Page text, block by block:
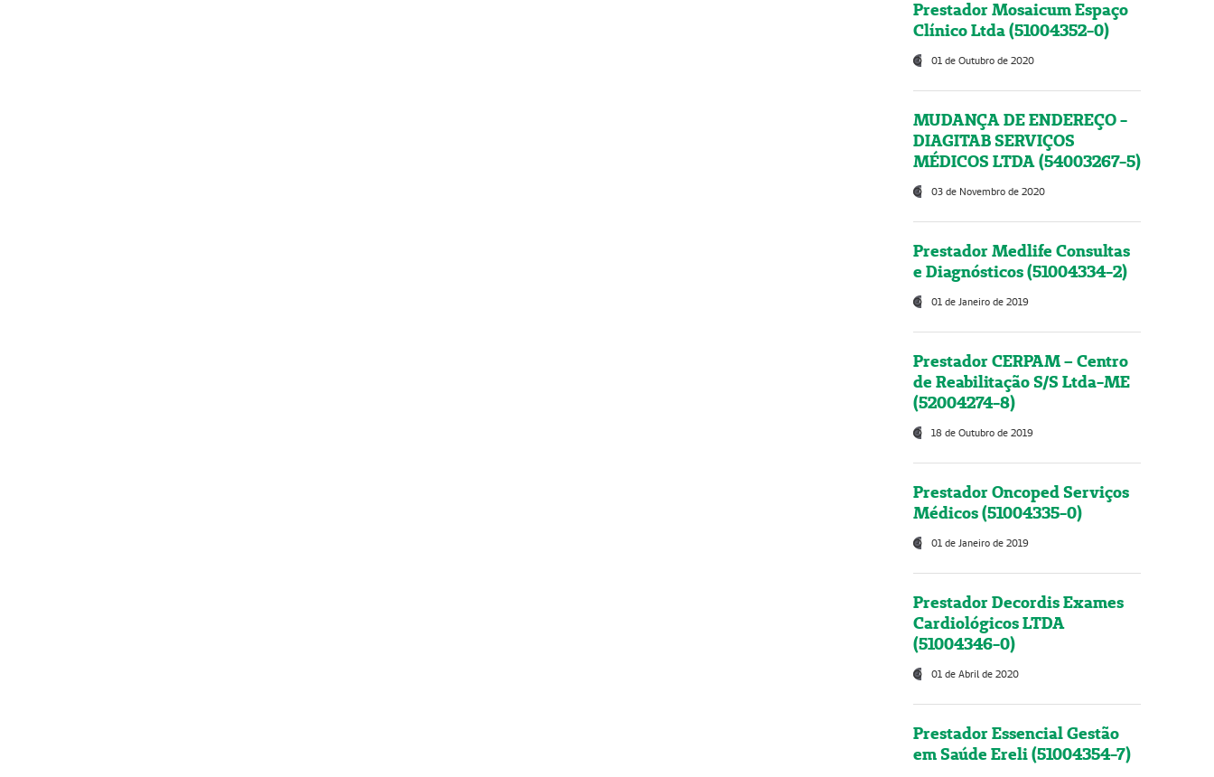
Prestador Mosaicum Espaço
Clínico Ltda (51004352-0)
01 de Outubro de 2020
MUDANÇA DE ENDEREÇO -
DIAGITAB SERVIÇOS
MÉDICOS LTDA (54003267-5)
03 de Novembro de 2020
Prestador Medlife Consultas
e Diagnósticos (51004334-2)
01 de Janeiro de 2019
Prestador CERPAM – Centro
de Reabilitação S/S Ltda-ME
(52004274-8)
18 de Outubro de 2019
Prestador Oncoped Serviços
Médicos (51004335-0)
01 de Janeiro de 2019
Prestador Decordis Exames
Cardiológicos LTDA
(51004346-0)
01 de Abril de 2020
Prestador Essencial Gestão
em Saúde Ereli (51004354-7)